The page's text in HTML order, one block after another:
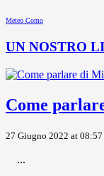
Meteo Como
UN NOSTRO
Come
27 Giugno 2022 at 08:57
...